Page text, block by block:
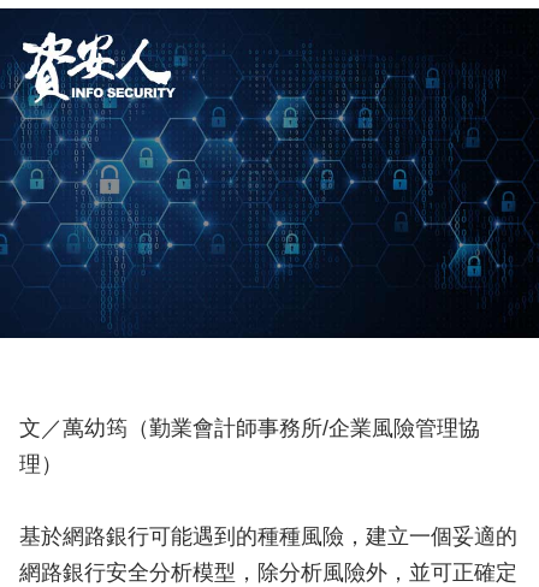
文／萬幼筠（勤業會計師事務所/企業風險管理協
理）
基於網路銀行可能遇到的種種風險，建立一個妥適的
網路銀行安全分析模型，除分析風險外，並可正確定